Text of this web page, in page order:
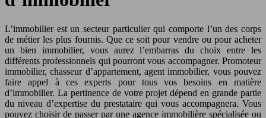
L’immobilier est un secteur particulier qui comporte l’un des corps
de métier les plus fournis. Que ce soit pour vendre ou pour acheter
un bien immobilier, vous aurez l’embarras du choix entre les
différents professionnels qui pourront vous accompagner. Promoteur
immobilier, chasseur d’appartement, agent immobilier, vous pouvez
faire appel à ces experts pour tous vos besoins en matière
d’immobilier. La pertinence de votre projet dépend en grande partie
du niveau d’expertise du prestataire qui vous accompagnera. Vous
pouvez choisir de passer par une agence immobilière spécialisée ou